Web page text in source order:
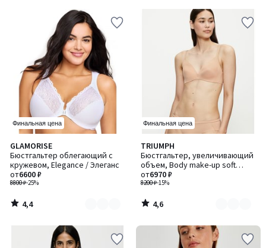
Финальная цена
GLAMORISE
Бюстгальтер облегающий с
кружевом, Elegance / Элеганс
8800 ₽-25%
от6600 ₽
4,4
/ 5
Количество
цветов:
2
4,4
/
Финальная цена
TRIUMPH
Бюстгальтер, увеличивающий
объем, Body make-up soft
touch / Боди мейк-ап софт тач
8200 ₽-15%
от6970 ₽
4,6
/ 5
Количество
цветов:
2
4,6
/